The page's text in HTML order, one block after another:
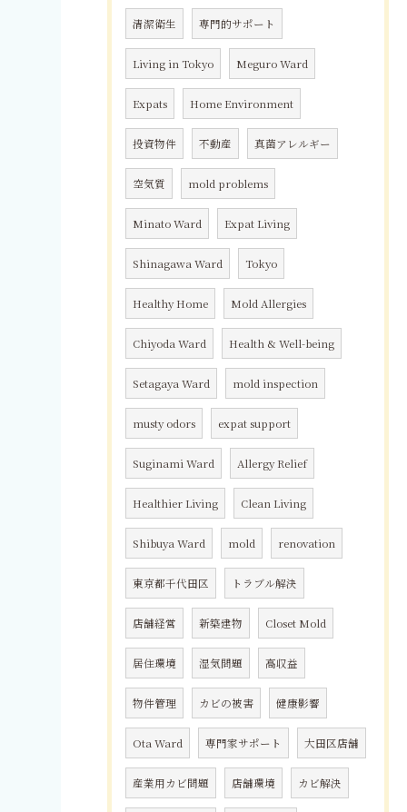
清潔衛生 専門的サポート
Living in Tokyo Meguro Ward
Expats Home Environment
投資物件 不動産 真菌アレルギー
空気質 mold problems
Minato Ward Expat Living
Shinagawa Ward Tokyo
Healthy Home Mold Allergies
Chiyoda Ward Health & Well-being
Setagaya Ward mold inspection
musty odors expat support
Suginami Ward Allergy Relief
Healthier Living Clean Living
Shibuya Ward mold renovation
東京都千代田区 トラブル解決
店舗経営 新築建物 Closet Mold
居住環境 湿気問題 高収益
物件管理 カビの被害 健康影響
Ota Ward 専門家サポート 大田区店舗
産業用カビ問題 店舗環境 カビ解決